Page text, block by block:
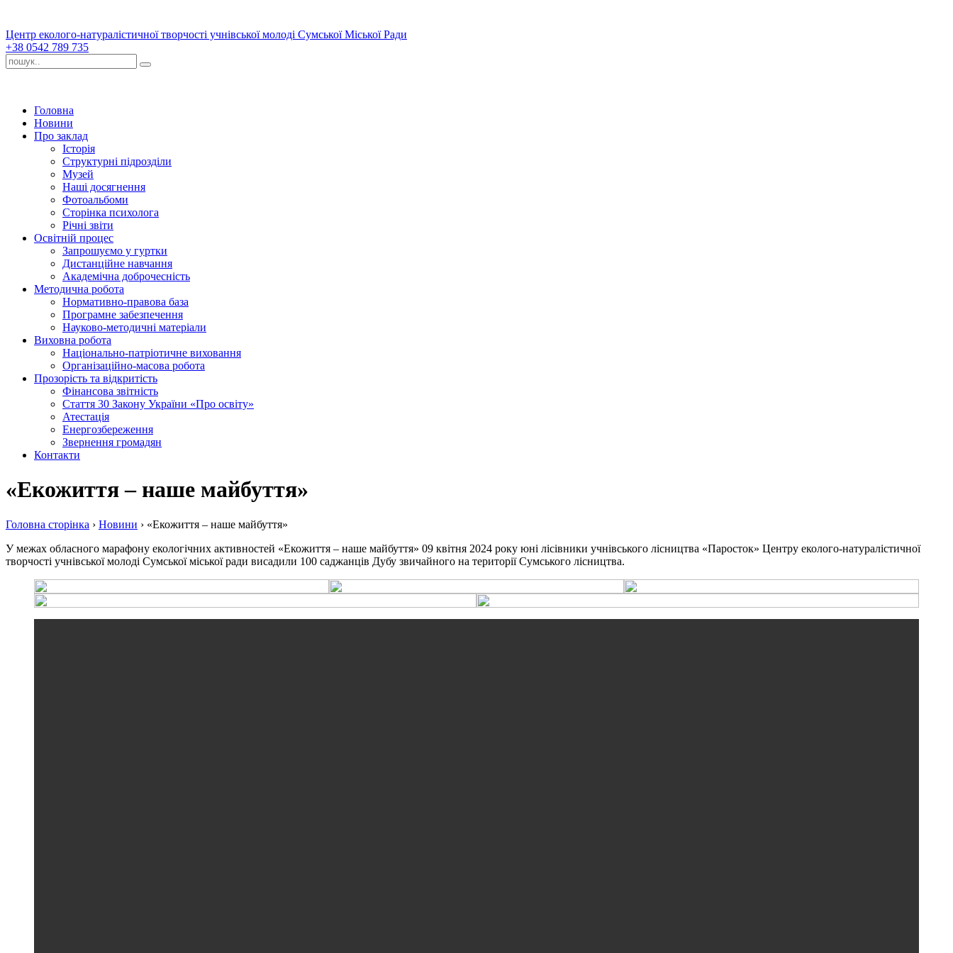
Центр еколого-натуралістичної творчості учнівської молоді Сумської Міської Ради
+38 0542 789 735
Головна
Новини
Про заклад
Історія
Структурні підрозділи
Музей
Наші досягнення
Фотоальбоми
Сторінка психолога
Річні звіти
Освітній процес
Запрошуємо у гуртки
Дистанційне навчання
Академічна доброчесність
Методична робота
Нормативно-правова база
Програмне забезпечення
Науково-методичні матеріали
Виховна робота
Національно-патріотичне виховання
Організаційно-масова робота
Прозорість та відкритість
Фінансова звітність
Стаття 30 Закону України «Про освіту»
Атестація
Енергозбереження
Звернення громадян
Контакти
«Екожиття – наше майбуття»
Головна сторiнка › Новини › «Екожиття – наше майбуття»
У межах обласного марафону екологічних активностей «Екожиття – наше майбуття» 09 квітня 2024 року юні лісівники учнівського лісництва «Паросток» Центру еколого-натуралістичної
творчості учнівської молоді Сумської міської ради висадили 100 саджанців Дубу звичайного на території Сумського лісництва.